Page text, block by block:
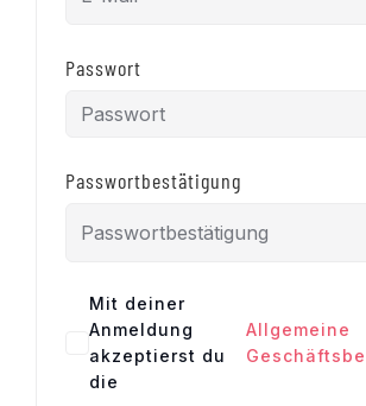
Passwort
Passwortbestätigung
Mit deiner
Anmeldung
akzeptierst du
die
Allgemeine